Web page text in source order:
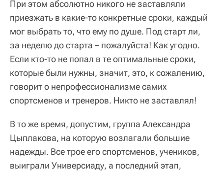
При этом абсолютно никого не заставляли
приезжать в какие-то конкретные сроки, каждый
мог выбрать то, что ему по душе. Под старт ли,
за неделю до старта – пожалуйста! Как угодно.
Если кто-то не попал в те оптимальные сроки,
которые были нужны, значит, это, к сожалению,
говорит о непрофессионализме самих
спортсменов и тренеров. Никто не заставлял!
В то же время, допустим, группа Александра
Цыплакова, на которую возлагали большие
надежды. Все трое его спортсменов, учеников,
выиграли Универсиаду, а последний этап,